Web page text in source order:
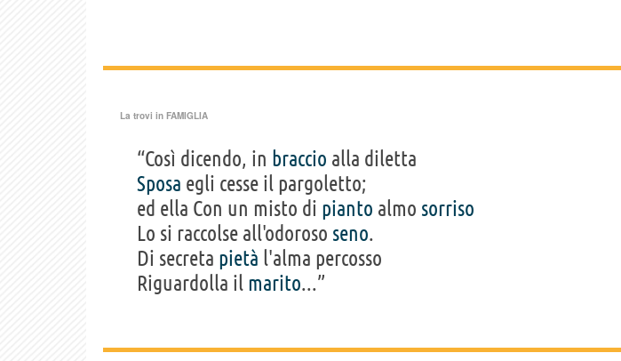
La trovi in FAMIGLIA
“Così dicendo, in braccio alla diletta
Sposa egli cesse il pargoletto;
ed ella Con un misto di pianto almo sorriso
Lo si raccolse all'odoroso seno.
Di secreta pietà l'alma percosso
Riguardolla il marito...”